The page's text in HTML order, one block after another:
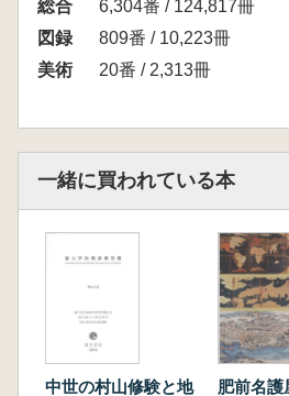
総合
6,304番 / 124,817冊
図録
809番 / 10,223冊
美術
20番 / 2,313冊
一緒に買われている本
中世の村山修験と地
肥前名